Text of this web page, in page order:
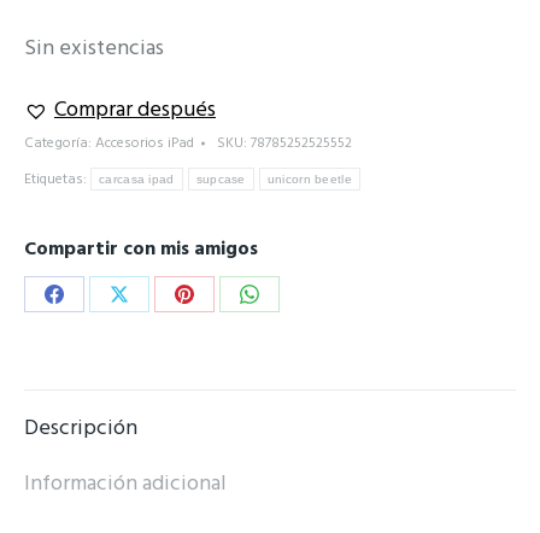
Sin existencias
Comprar después
Categoría: Accesorios iPad SKU: 78785252525552
Etiquetas:
carcasa ipad supcase unicorn beetle
Compartir con mis amigos
Share
Share
Share
Share
Descripción
Información adicional